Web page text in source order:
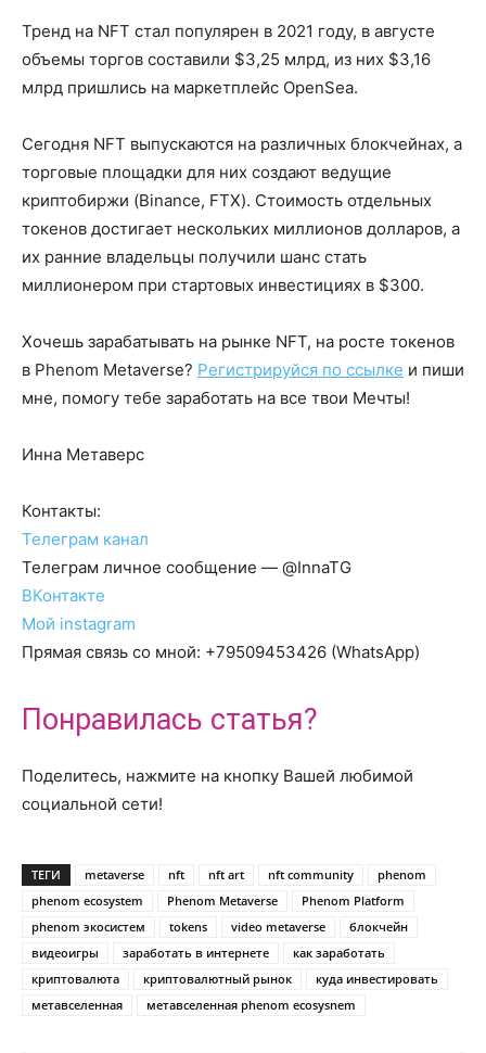
Тренд на NFT стал популярен в 2021 году, в августе
объемы торгов составили $3,25 млрд, из них $3,16
млрд пришлись на маркетплейс OpenSea.
Сегодня NFT выпускаются на различных блокчейнах, а
торговые площадки для них создают ведущие
криптобиржи (Binance, FTX). Стоимость отдельных
токенов достигает нескольких миллионов долларов, а
их ранние владельцы получили шанс стать
миллионером при стартовых инвестициях в $300.
Хочешь зарабатывать на рынке NFT, на росте токенов
в Phenom Metaverse? Регистрируйся по ссылке и пиши
мне, помогу тебе заработать на все твои Мечты!
Инна Метаверс
Контакты:
Телеграм канал
Телеграм личное сообщение — @InnaTG
ВКонтакте
Мой instagram
Прямая связь со мной: +79509453426 (WhatsApp)
Понравилась статья?
Поделитесь, нажмите на кнопку Вашей любимой
социальной сети!
ТЕГИ metaverse nft nft art nft community
phenom
phenom ecosystem
Phenom Metaverse
Phenom Platform
phenom экосистем
tokens video metaverse
блокчейн
видеоигры
заработать в интернете
как заработать
криптовалюта
криптовалютный рынок
куда инвестировать
метавселенная
метавселенная phenom ecosysnem